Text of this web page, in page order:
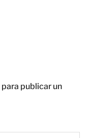
para publicar un